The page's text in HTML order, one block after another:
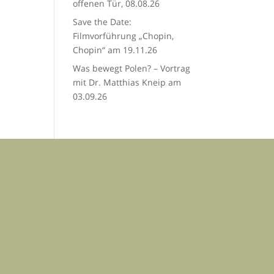
offenen Tür, 08.08.26
Save the Date:
Filmvorführung „Chopin,
Chopin“ am 19.11.26
Was bewegt Polen? – Vortrag
mit Dr. Matthias Kneip am
03.09.26